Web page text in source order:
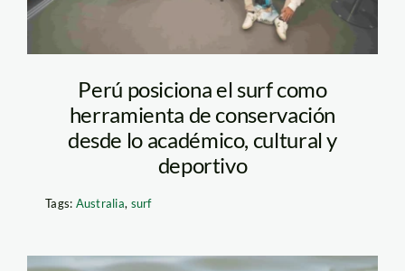
Perú posiciona el surf como
herramienta de conservación
desde lo académico, cultural y
deportivo
Tags: Australia, surf